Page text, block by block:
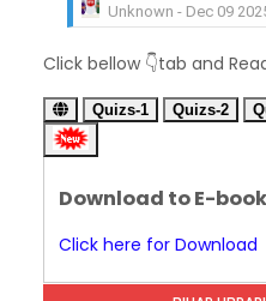
Unknown - Dec 09
Unknown- Dec 08
KVS Exam-
Unknown-Dec 07
KVS Exam-
KVS Exam-
Unknown-Dec 04
Click bellow 👇tab and
Quizs-1 Quizs-2
Download to E-
Click here for Download